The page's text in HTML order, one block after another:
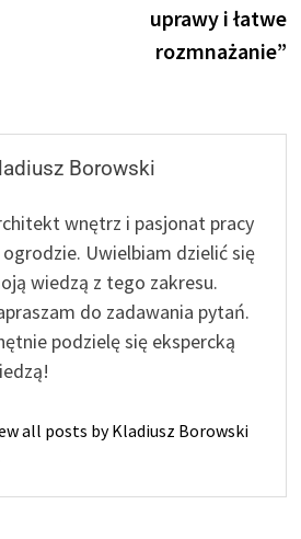
uprawy i łatwe
rozmnażanie”
Borowski
wnętrz i pasjonat pracy
Uwielbiam dzielić się
wiedzą z tego zakresu.
do zadawania pytań.
podzielę się ekspercką
all posts by Kladiusz Borowski